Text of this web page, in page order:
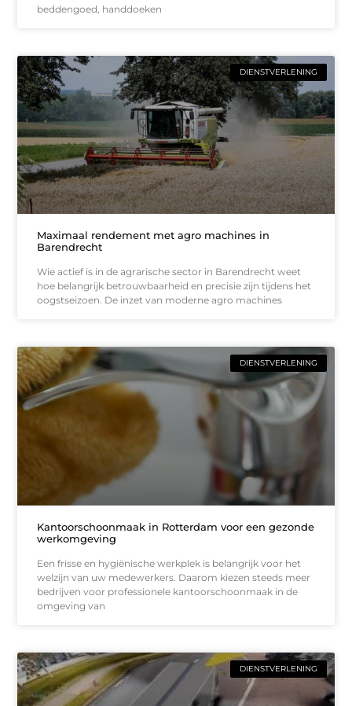
beddengoed, handdoeken
DIENSTVERLENING
Maximaal rendement met agro machines in
Barendrecht
Wie actief is in de agrarische sector in Barendrecht weet
hoe belangrijk betrouwbaarheid en precisie zijn tijdens het
oogstseizoen. De inzet van moderne agro machines
DIENSTVERLENING
Kantoorschoonmaak in Rotterdam voor een gezonde
werkomgeving
Een frisse en hygiënische werkplek is belangrijk voor het
welzijn van uw medewerkers. Daarom kiezen steeds meer
bedrijven voor professionele kantoorschoonmaak in de
omgeving van
DIENSTVERLENING